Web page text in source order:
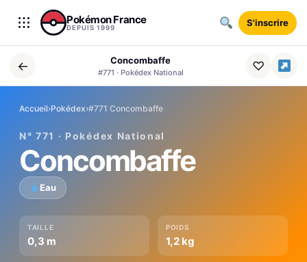
Aller au contenu
Pokémon France
DEPUIS 1999 S'inscrire
← Concombaffe
#771 · Pokédex National ♡
Accueil›Pokédex›#771 Concombaffe
N° 771 · Pokédex National
Concombaffe
Eau
TAILLE
0,3 m
POIDS
1,2 kg